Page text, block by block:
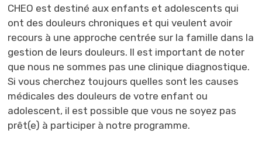
CHEO est destiné aux enfants et adolescents qui
ont des douleurs chroniques et qui veulent avoir
recours à une approche centrée sur la famille dans la
gestion de leurs douleurs. Il est important de noter
que nous ne sommes pas une clinique diagnostique.
Si vous cherchez toujours quelles sont les causes
médicales des douleurs de votre enfant ou
adolescent, il est possible que vous ne soyez pas
prêt(e) à participer à notre programme.